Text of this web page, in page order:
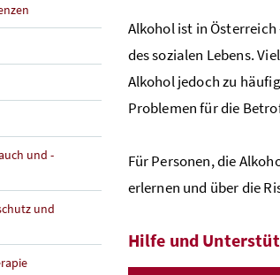
und -
und
Alkohol ist in
des sozialen Lebens.
Alkohol jedoch zu
Problemen für die
Für Personen, die
erlernen und über die
Hilfe und